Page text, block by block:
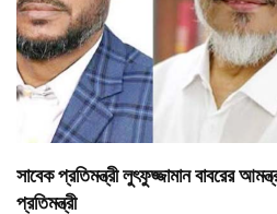
সাবেক প্রতিমন্ত্রী লুৎফুজ্জামান বাবরের
প্রতিমন্ত্রী